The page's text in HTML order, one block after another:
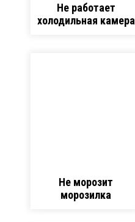
Не работает
холодильная камера
Не морозит
морозилка